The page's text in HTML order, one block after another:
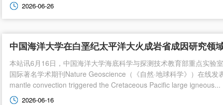
2026-06-26
中国海洋大学在白垩纪太平洋大火成岩省成因研究领
本站讯6月16日，中国海洋大学海底科学与探测技术教育部重点实验
国际著名学术期刊Nature Geoscience（《自然·地球科学》）在线发
mantle convection triggered the Cretaceous Pacific large igneous...
2026-06-16